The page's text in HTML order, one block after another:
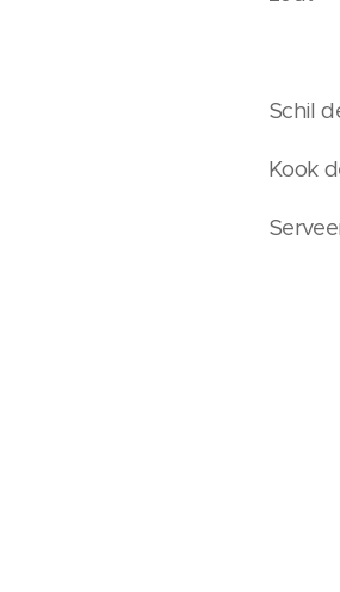
Schil
Kook